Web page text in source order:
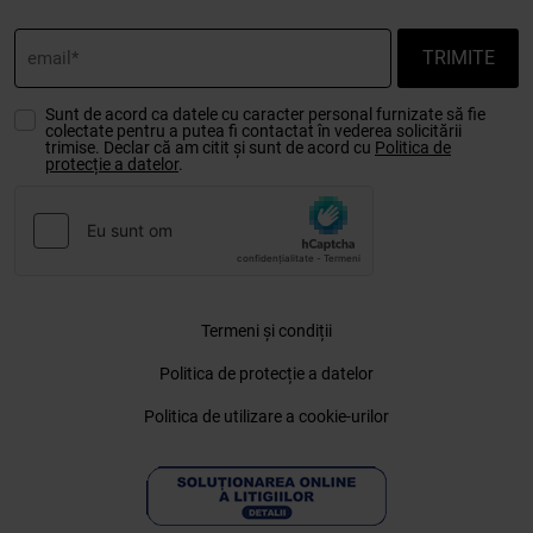
TRIMITE
Sunt de acord ca datele cu caracter personal furnizate să fie
colectate pentru a putea fi contactat în vederea solicitării
trimise. Declar că am citit și sunt de acord cu Politica de
protecție a datelor.
Termeni și condiții
Politica de protecție a datelor
Politica de utilizare a cookie-urilor